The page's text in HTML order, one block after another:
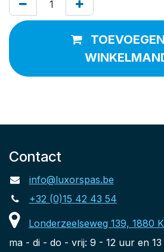
Contact
info@luxorspas.be
+32 (0)15 42 43 54
Londerzeelseweg 139, 1880
ma - di - do - vrij: 9 - 12 uur en